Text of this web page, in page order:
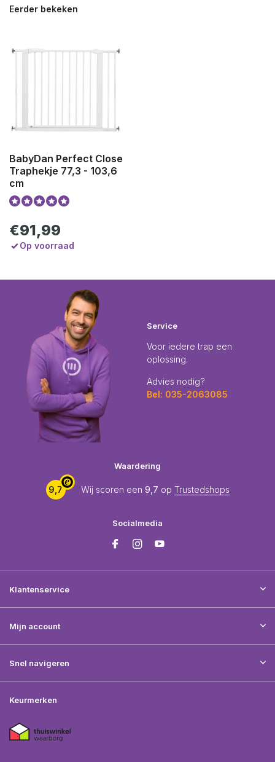
Eerder bekeken
BabyDan Perfect Close
Traphekje 77,3 - 103,6
cm
€91,99
Op voorraad
Service
Voor iedere trap een
oplossing.
Advies nodig?
Bel: 035-2063085
Waardering
9,7 Wij scoren een 9,7 op Trustedshops
Socialmedia
Klantenservice
Mijn account
Snel navigeren
Keurmerken